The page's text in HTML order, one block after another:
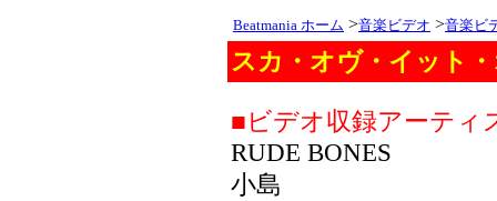
Beatmania ホーム >音楽ビデオ >音楽ビ
スカ・オヴ・イット
■ビデオ収録アーティ
RUDE BONES
小島